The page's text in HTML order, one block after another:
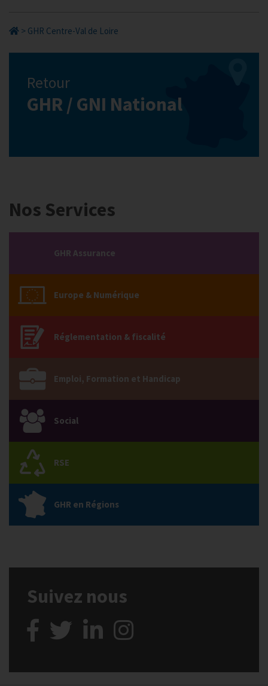
> GHR Centre-Val de Loire
Retour
GHR / GNI National
Nos Services
GHR Assurance
Europe & Numérique
Réglementation & fiscalité
Emploi, Formation et Handicap
Social
RSE
GHR en Régions
Suivez nous